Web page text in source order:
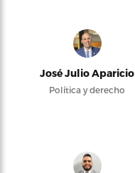
José Julio Aparicio
Política y derecho